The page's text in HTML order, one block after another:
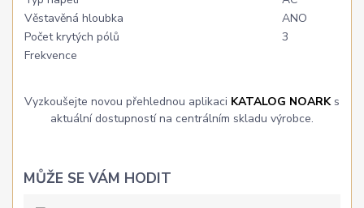
Věstavěná hloubka
ANO
Počet krytých pólů
3
Frekvence
Vyzkoušejte novou přehlednou aplikaci KATALOG NOARKs
aktuální dostupností na centrálním skladu výrobce.
MŮŽE SE VÁM HODIT